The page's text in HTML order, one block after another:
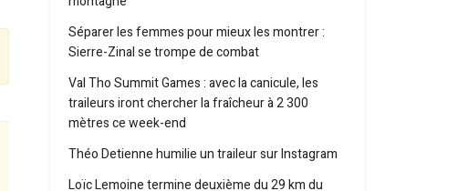
Séparer les femmes pour mieux les montrer :
Sierre-Zinal se trompe de combat
Val Tho Summit Games : avec la canicule, les
traileurs iront chercher la fraîcheur à 2 300
mètres ce week-end
Théo Detienne humilie un traileur sur Instagram
Loïc Lemoine termine deuxième du 29 km du